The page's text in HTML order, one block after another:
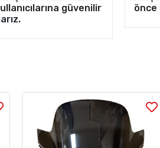
güvenilir
önce